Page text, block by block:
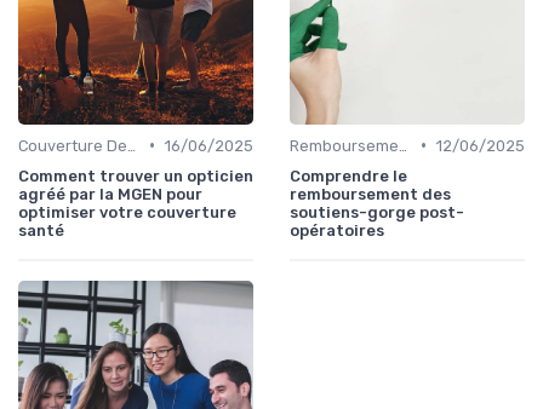
• 16/06/2025
Comment trouver un opticien
agréé par la MGEN pour
optimiser votre couverture
santé
• 12/06/2025
Comprendre le
remboursement des
soutiens-gorge post-
opératoires